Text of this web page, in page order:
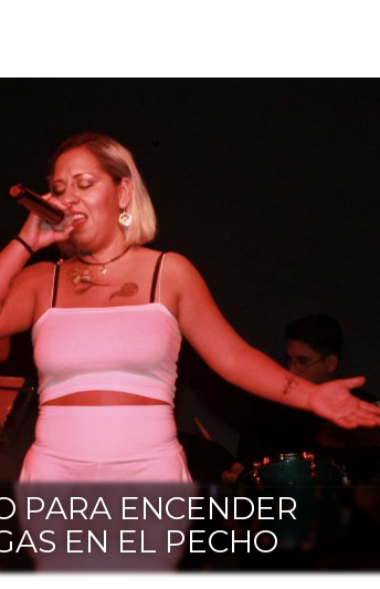
PARA ENCENDER
EN EL PECHO